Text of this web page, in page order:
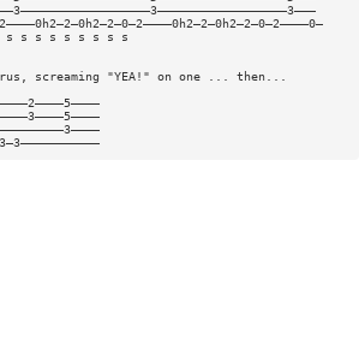
s s s s s s s s s
screaming "YEA!" on one ... then...